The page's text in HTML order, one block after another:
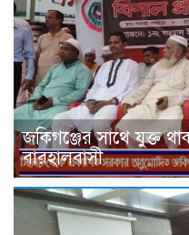
জকিগঞ্জের সাথে যুক্ত
বারহালবাসী